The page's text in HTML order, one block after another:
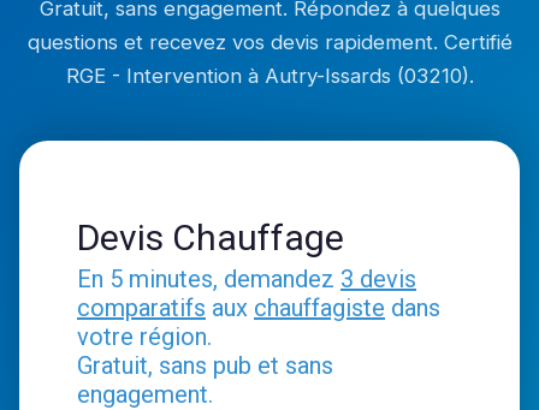
Gratuit, sans engagement. Répondez à quelques
questions et recevez vos devis rapidement. Certifié
RGE - Intervention à Autry-Issards (03210).
Devis Chauffage
En 5 minutes, demandez 3 devis
comparatifs aux chauffagiste dans
votre région.
Gratuit, sans pub et sans
engagement.